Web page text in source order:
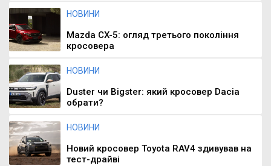
НОВИНИ
Mazda CX-5: огляд третього покоління
кросовера
НОВИНИ
Duster чи Bigster: який кросовер Dacia
обрати?
НОВИНИ
Новий кросовер Toyota RAV4 здивував на
тест-драйві